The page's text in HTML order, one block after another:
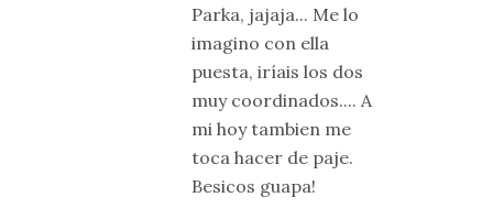
Parka, jajaja... Me lo
imagino con ella
puesta, iríais los dos
muy coordinados.... A
mi hoy tambien me
toca hacer de paje.
Besicos guapa!